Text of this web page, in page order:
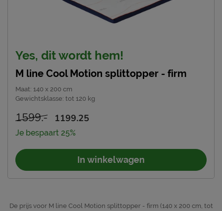
3D ventilatieboord
Handvatten
Nee
Anti huisstofmijt
Ja
Materiaal
Materiaal tijk
Onderhoud
Wasinstructies
tijk wasbaar tot 60°C (zie
instructie waslabel)
Drooginstructies
niet drogen in de droger
Goed om te weten
Yes, dit wordt hem!
M line Cool Motion splittopper - firm
Maat: 140 x 200 cm
Gewichtsklasse: tot 120 kg
1599.- 1199.25
Je bespaart 25%
In winkelwagen
De prijs voor M line Cool Motion splittopper - firm (140 x 200 cm, tot